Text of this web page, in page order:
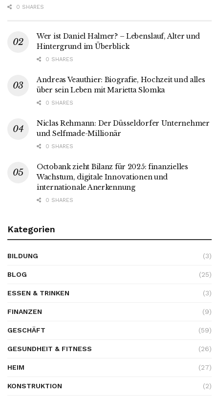
0 SHARES
Wer ist Daniel Halmer? – Lebenslauf, Alter und
Hintergrund im Überblick
0 SHARES
Andreas Veauthier: Biografie, Hochzeit und alles
über sein Leben mit Marietta Slomka
0 SHARES
Niclas Rehmann: Der Düsseldorfer Unternehmer
und Selfmade-Millionär
0 SHARES
Octobank zieht Bilanz für 2025: finanzielles
Wachstum, digitale Innovationen und
internationale Anerkennung
0 SHARES
Kategorien
BILDUNG (3)
BLOG (25)
ESSEN & TRINKEN (3)
FINANZEN (9)
GESCHÄFT (59)
GESUNDHEIT & FITNESS (26)
HEIM (27)
KONSTRUKTION (2)